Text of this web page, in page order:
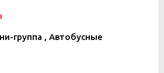
группа , Автобусные